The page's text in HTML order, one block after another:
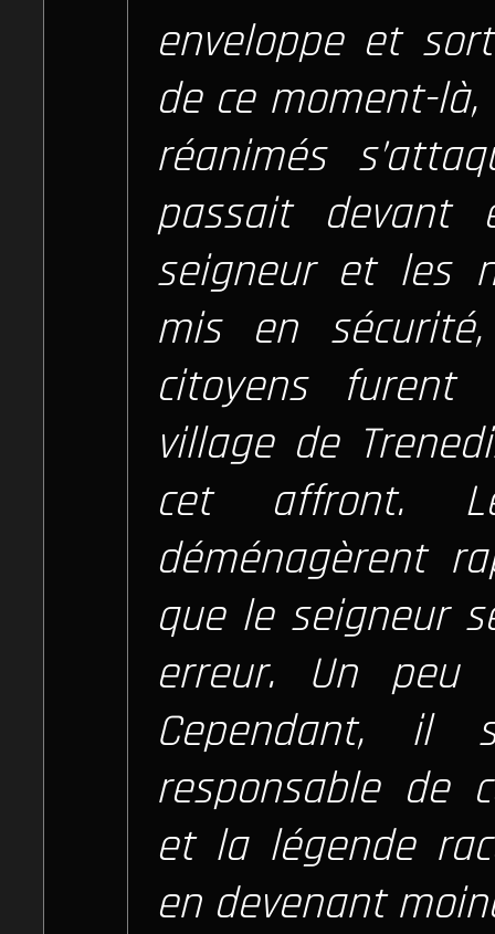
enveloppe et
de ce moment-
réanimés
passait devant
seigneur et les
mis en
citoyens
village de
cet affront.
déménagèrent
que le seigneur
erreur. Un
Cependant, il
responsable de
et la légende
en devenant